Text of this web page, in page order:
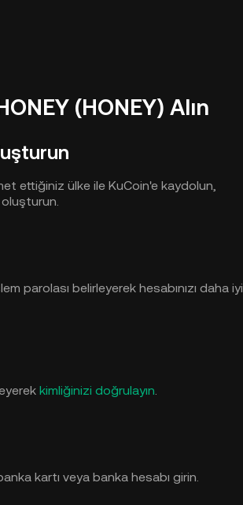
(HONEY) Alın
ettiğiniz ülke ile KuCoin'e kaydolun,
parolası belirleyerek hesabınızı daha iyi
kimliğinizi doğrulayın.
kartı veya banka hesabı girin.